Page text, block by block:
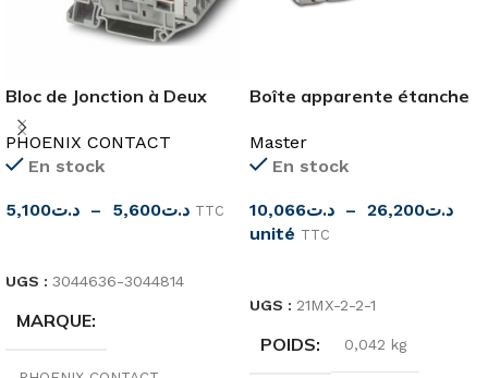
Bloc de Jonction à Deux
Etages
PHOENIX CONTACT
En stock
د.ت5,100 – د.ت5,600
TTC
UGS : 3044636-3044814
MARQUE
Boîte apparente étanche
Master
En stock
د.ت10,066 – د.ت26,200
unité TTC
UGS : 21MX-2-2-1
POIDS 0,042 kg